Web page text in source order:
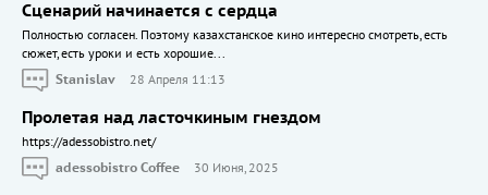
Сценарий начинается с сердца
Полностью согласен. Поэтому казахстанское кино интересно смотреть, есть
сюжет, есть уроки и есть хорошие...
Stanislav
28 Апреля 11:13
Пролетая над ласточкиным гнездом
https://adessobistro.net/
adessobistro Coffee
30 Июня, 2025